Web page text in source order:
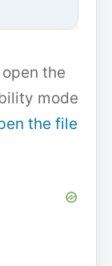
the
mode
the file